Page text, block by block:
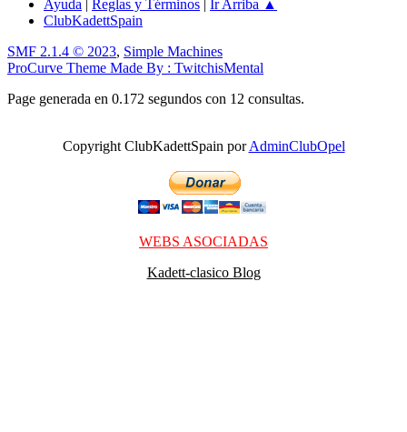
Ayuda | Reglas y Términos | Ir Arriba ▲
ClubKadettSpain
SMF 2.1.4 © 2023, Simple Machines
ProCurve Theme Made By : TwitchisMental
Page generada en 0.172 segundos con 12 consultas.
Copyright ClubKadettSpain porAdminClubOpel
WEBS ASOCIADAS
Kadett-clasico Blog